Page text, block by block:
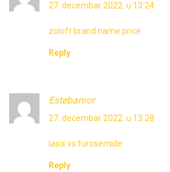
27. decembar 2022. u 13:24
zoloft brand name price
Reply
Estebanror
27. decembar 2022. u 13:28
lasix vs furosemide
Reply